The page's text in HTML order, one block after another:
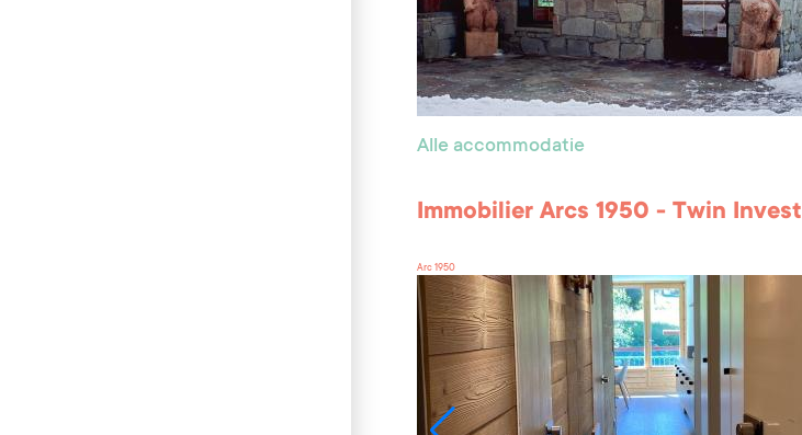
Alle accommodatie
Immobilier Arcs 1950 - Twin Invest
Arc 1950